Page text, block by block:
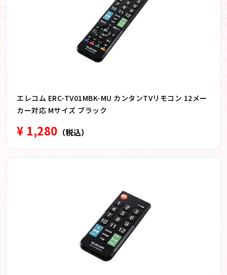
エレコム ERC-TV01MBK-MU カンタンTVリモコン 12メー
カー対応 Mサイズ ブラック
¥ 1,280 （税込）